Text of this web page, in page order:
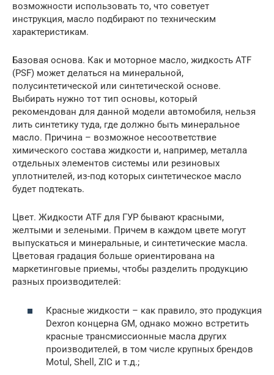
возможности использовать то, что советует
инструкция, масло подбирают по техническим
характеристикам.
Базовая основа. Как и моторное масло, жидкость ATF
(PSF) может делаться на минеральной,
полусинтетической или синтетической основе.
Выбирать нужно тот тип основы, который
рекомендован для данной модели автомобиля, нельзя
лить синтетику туда, где должно быть минеральное
масло. Причина – возможное несоответствие
химического состава жидкости и, например, металла
отдельных элементов системы или резиновых
уплотнителей, из-под которых синтетическое масло
будет подтекать.
Цвет. Жидкости ATF для ГУР бывают красными,
желтыми и зелеными. Причем в каждом цвете могут
выпускаться и минеральные, и синтетические масла.
Цветовая градация больше ориентирована на
маркетинговые приемы, чтобы разделить продукцию
разных производителей:
Красные жидкости – как правило, это продукция
Dexron концерна GM, однако можно встретить
красные трансмиссионные масла других
производителей, в том числе крупных брендов
Motul, Shell, ZIC и т.д.;